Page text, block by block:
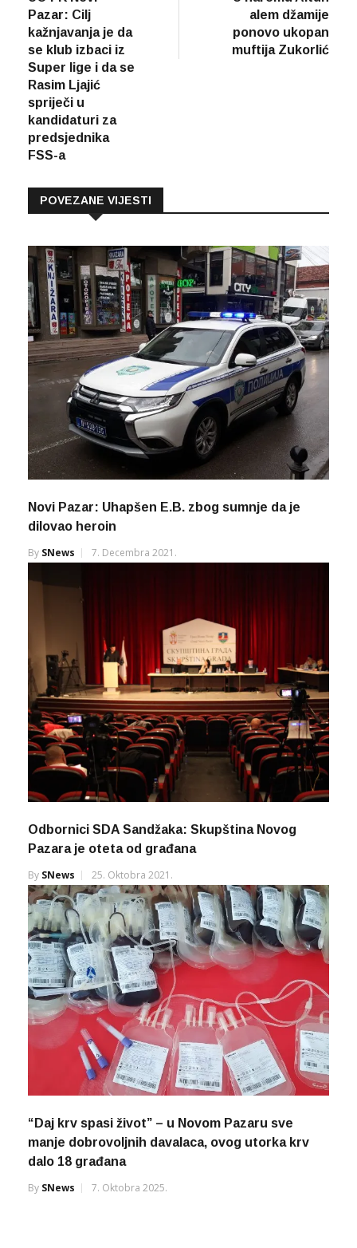
članaka
Pazar: Cilj
kažnjavanja je da
se klub izbaci iz
Super lige i da se
Rasim Ljajić
spriječi u
kandidaturi za
predsjednika
FSS-a
alem džamije
ponovo ukopan
muftija Zukorlić
POVEZANE VIJESTI
Novi Pazar: Uhapšen E.B. zbog sumnje da je
dilovao heroin
By SNews 7. Decembra 2021.
Odbornici SDA Sandžaka: Skupština Novog
Pazara je oteta od građana
By SNews 25. Oktobra 2021.
“Daj krv spasi život” – u Novom Pazaru sve
manje dobrovoljnih davalaca, ovog utorka krv
dalo 18 građana
By SNews 7. Oktobra 2025.